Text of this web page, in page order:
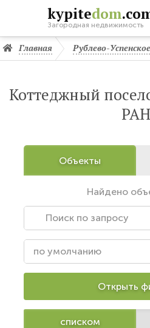
kypitedom
Загородная недвижимость
Главная Рублево-
Коттеджный
РАН
Объекты
Найдено
Открыть
списком